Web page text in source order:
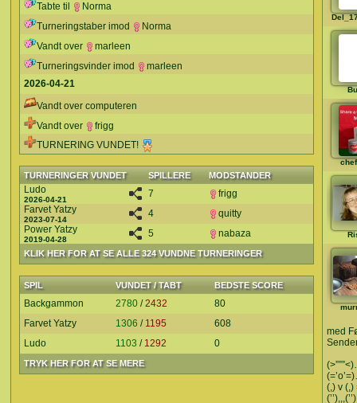
Tabte til
Norma
Turneringstaber imod
Norma
Vandt over
marleen
Turneringsvinder imod
marleen
2026-04-21
Vandt over computeren
Vandt over
frigg
TURNERING VUNDET!
TURNERINGER VUNDET SPILLERE MODSTANDER
KLIK HER FOR AT SE ALLE 324 VUNDNE TURNERINGER
Ludo
2026-04-21
7
frigg
Farvet Yatzy
2023-07-14
4
quitty
Power Yatzy
2019-04-28
5 nabaza
SPIL VUNDET / TABT BEDSTE SCORE
TRYK HER FOR AT SE MERE
Backgammon 2780 /2432
80
Farvet Yatzy
1306 / 1195
608
Ludo
1103 / 1292 0
med
(,) v (,)